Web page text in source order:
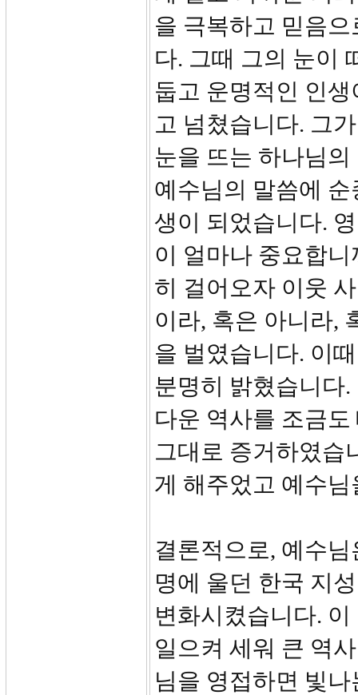
을 극복하고 믿음
다. 그때 그의 눈이
둡고 운명적인 인
고 넘쳤습니다. 그
눈을 뜨는 하나님
예수님의 말씀에
생이 되었습니다.
이 얼마나 중요합
히 걸어오자 이웃
이라, 혹은 아니라,
을 벌였습니다. 이
분명히 밝혔습니다
다운 역사를 조금
그대로 증거하였습
게 해주었고 예수
결론적으로, 예수
명에 울던 한국 지
변화시켰습니다.
일으켜 세워 큰 역
님을 영접하면 빛